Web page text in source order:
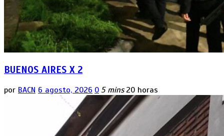
BUENOS AIRES X 2
por BACN 6 agosto, 2026 0 5 mins 20 horas